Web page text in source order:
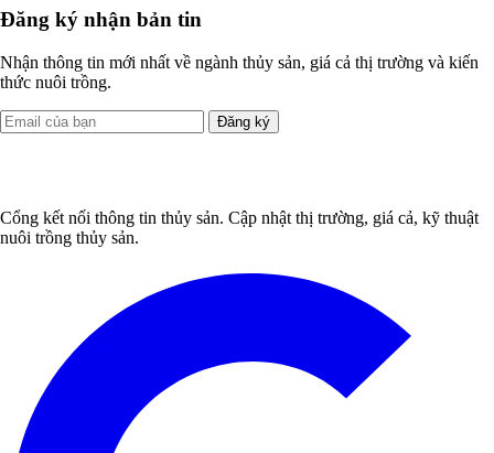
Đăng ký nhận bản tin
Nhận thông tin mới nhất về ngành thủy sản, giá cả thị trường và kiến
thức nuôi trồng.
Đăng ký
Cổng kết nối thông tin thủy sản. Cập nhật thị trường, giá cả, kỹ thuật
nuôi trồng thủy sản.